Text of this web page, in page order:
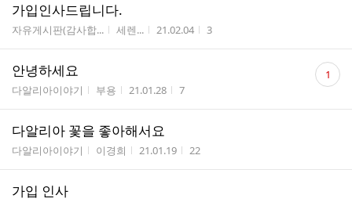
가입인사드립니다.
게시판명
자유게시판(감사합... 작성자
세렌... 작성시간
21.02.04 조회수
3
안녕하세요
게시판명
다알리아이야기 작성자
부용 작성시간
21.01.28 조회수
7
댓
글 1
다알리아 꽃을 좋아해서요
게시판명
다알리아이야기 작성자
이경희 작성시간
21.01.19 조회수
22
가입 인사